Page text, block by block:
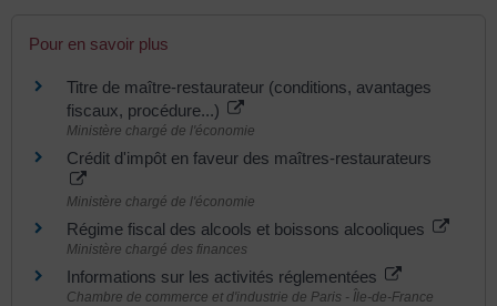
Pour en savoir plus
Titre de maître-restaurateur (conditions, avantages
fiscaux, procédure...)
Ministère chargé de l'économie
Crédit d'impôt en faveur des maîtres-restaurateurs
Ministère chargé de l'économie
Régime fiscal des alcools et boissons alcooliques
Ministère chargé des finances
Informations sur les activités réglementées
Chambre de commerce et d'industrie de Paris - Île-de-France